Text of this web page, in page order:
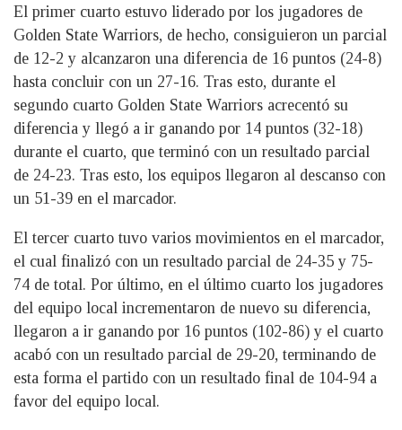
El primer cuarto estuvo liderado por los jugadores de
Golden State Warriors, de hecho, consiguieron un parcial
de 12-2 y alcanzaron una diferencia de 16 puntos (24-8)
hasta concluir con un 27-16. Tras esto, durante el
segundo cuarto Golden State Warriors acrecentó su
diferencia y llegó a ir ganando por 14 puntos (32-18)
durante el cuarto, que terminó con un resultado parcial
de 24-23. Tras esto, los equipos llegaron al descanso con
un 51-39 en el marcador.
El tercer cuarto tuvo varios movimientos en el marcador,
el cual finalizó con un resultado parcial de 24-35 y 75-
74 de total. Por último, en el último cuarto los jugadores
del equipo local incrementaron de nuevo su diferencia,
llegaron a ir ganando por 16 puntos (102-86) y el cuarto
acabó con un resultado parcial de 29-20, terminando de
esta forma el partido con un resultado final de 104-94 a
favor del equipo local.